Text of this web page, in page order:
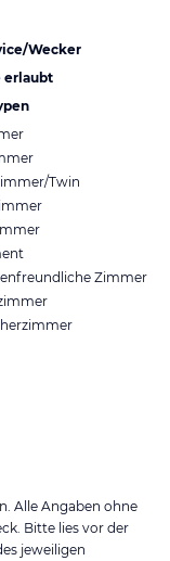
Wecker
erlaubt
Twin
Zimmer
Alle Angaben ohne
Bitte lies vor der
jeweiligen